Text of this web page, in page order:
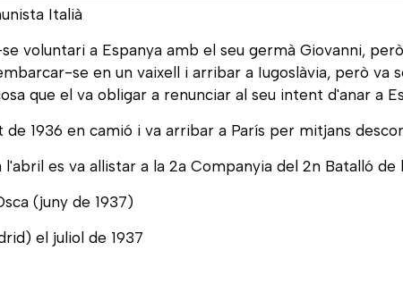
Italià
voluntari a Espanya amb el seu germà Giovanni,
se en un vaixell i arribar a Iugoslàvia, però
que el va obligar a renunciar al seu intent d'anar a
de 1936 en camió i va arribar a París per mitjans
es va allistar a la 2a Companyia del 2n Batalló de
(juny de 1937)
el juliol de 1937